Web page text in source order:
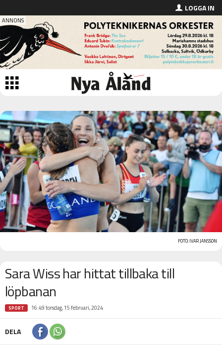
LOGGA IN
FOTO: IVAR JANSSON
Sara Wiss har hittat tillbaka till
löpbanan
SPORT 16:49 torsdag, 15 februari, 2024
DELA